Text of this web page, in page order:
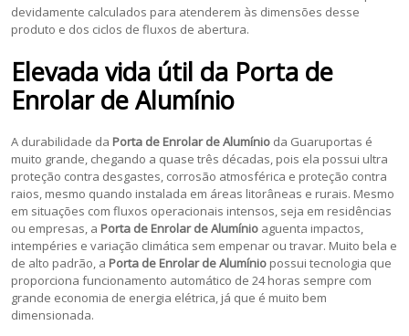
devidamente calculados para atenderem às dimensões desse
produto e dos ciclos de fluxos de abertura.
Elevada vida útil da Porta de
Enrolar de Alumínio
A durabilidade da Porta de Enrolar de Alumínio da Guaruportas é
muito grande, chegando a quase três décadas, pois ela possui ultra
proteção contra desgastes, corrosão atmosférica e proteção contra
raios, mesmo quando instalada em áreas litorâneas e rurais. Mesmo
em situações com fluxos operacionais intensos, seja em residências
ou empresas, a Porta de Enrolar de Alumínio aguenta impactos,
intempéries e variação climática sem empenar ou travar. Muito bela e
de alto padrão, a Porta de Enrolar de Alumínio possui tecnologia que
proporciona funcionamento automático de 24 horas sempre com
grande economia de energia elétrica, já que é muito bem
dimensionada.